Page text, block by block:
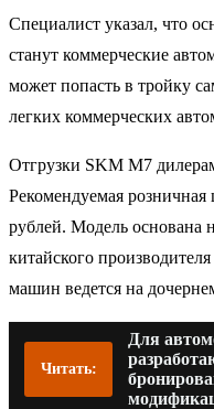
Специалист указал, что
станут коммерческие
может попасть в тройку
легких коммерческих
Отгрузки SKM M7
Рекомендуемая
рублей. Модель основана
китайского
машин ведется на
Читать:
Для